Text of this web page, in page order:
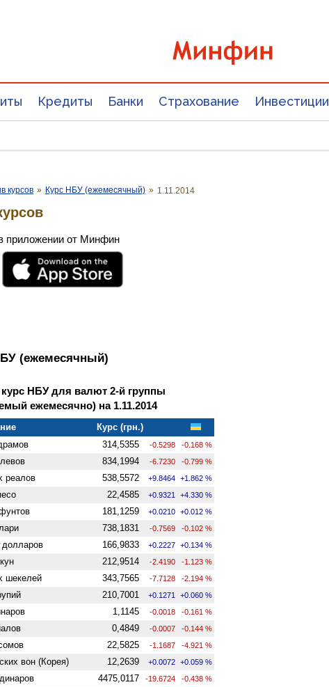
Кредиты Банки Страхование Инвестиции
курсов » Курс НБУ (ежемесячный) » 1.11.2014
приложении от Минфин
(ежемесячный)
НБУ для валют 2-й группы
ежемесячно) на 1.11.2014
Курс (грн.)
314,5355 -0.5298 -0.168 %
834,1994 -6.7230 -0.799 %
реалов 538,5572 +9.8464 +1.862 %
22,4585 +0.9321 +4.330 %
181,1259 +0.0210 +0.012 %
738,1831 -0.7569 -0.102 %
долларов 166,9833 +0.2227 +0.134 %
212,9514 -2.4190 -1.123 %
шекелей 343,7565 -7.7128 -2.194 %
210,7001 +0.1271 +0.060 %
1,1145 -0.0018 -0.161 %
0,4849 -0.0007 -0.144 %
22,5825 -1.1687 -4.921 %
вон (Корея) 12,2639 +0.0072 +0.059 %
4475,0117 -19.6724 -0.438 %